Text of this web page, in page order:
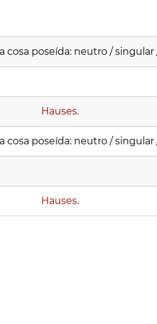
cosa poseída: neutro /
Hauses.
cosa poseída: neutro /
Hauses.